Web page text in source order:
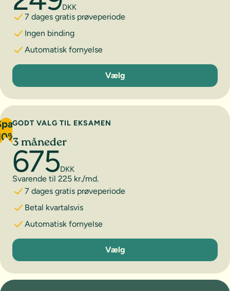
DKK
7 dages gratis prøveperiode
Ingen binding
Automatisk fornyelse
1 måned
Vælg
GODT VALG TIL EKSAMEN
3 måneder
675DKK
Svarende til 225 kr./md.
7 dages gratis prøveperiode
Betal kvartalsvis
Automatisk fornyelse
3 måneder
Vælg